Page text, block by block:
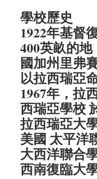
學校歷史
1922年基督
400英畝的
國加州里弗
以拉西瑞亞
1967年，拉
西瑞亞學校
拉西瑞亞大
美國 太平洋
大西洋聯合
西南復臨大